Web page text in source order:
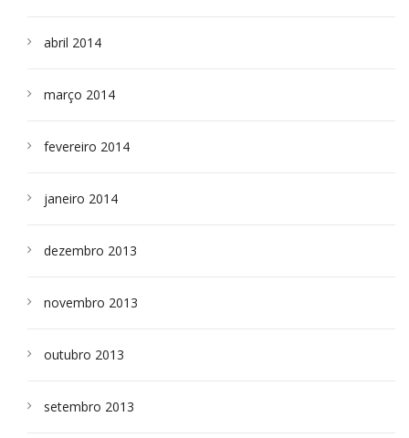
abril 2014
março 2014
fevereiro 2014
janeiro 2014
dezembro 2013
novembro 2013
outubro 2013
setembro 2013